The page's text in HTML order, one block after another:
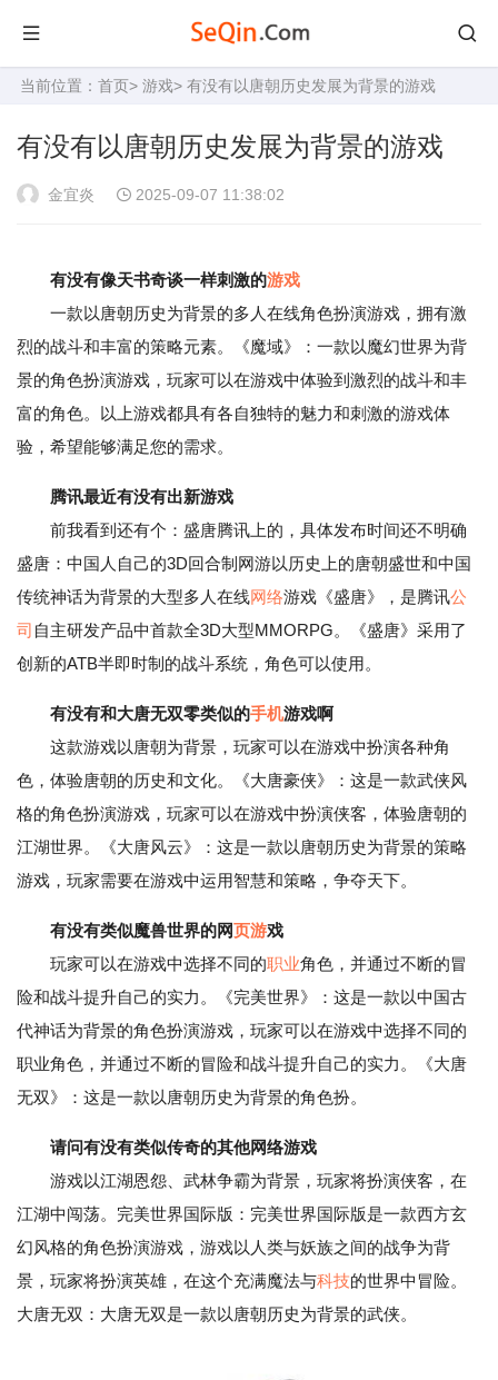
当前位置： 首页> 游戏> 有没有以唐朝历史发展为背景的游戏
有没有以唐朝历史发展为背景的游戏
金宜炎 2025-09-07 11:38:02
有没有像天书奇谈一样刺激的游戏
一款以唐朝历史为背景的多人在线角色扮演游戏，拥有激
烈的战斗和丰富的策略元素。《魔域》：一款以魔幻世界为背
景的角色扮演游戏，玩家可以在游戏中体验到激烈的战斗和丰
富的角色。以上游戏都具有各自独特的魅力和刺激的游戏体
验，希望能够满足您的需求。
腾讯最近有没有出新游戏
前我看到还有个：盛唐腾讯上的，具体发布时间还不明确
盛唐：中国人自己的3D回合制网游以历史上的唐朝盛世和中国
传统神话为背景的大型多人在线网络游戏《盛唐》，是腾讯公
司 自主研发产品中首款全3D大型MMORPG。《盛唐》采用了
创新的ATB半即时制的战斗系统，角色可以使用。
有没有和大唐无双零类似的手机游戏啊
这款游戏以唐朝为背景，玩家可以在游戏中扮演各种角
色，体验唐朝的历史和文化。《大唐豪侠》：这是一款武侠风
格的角色扮演游戏，玩家可以在游戏中扮演侠客，体验唐朝的
江湖世界。《大唐风云》：这是一款以唐朝历史为背景的策略
游戏，玩家需要在游戏中运用智慧和策略，争夺天下。
有没有类似魔兽世界的网页游戏
玩家可以在游戏中选择不同的职业角色，并通过不断的冒
险和战斗提升自己的实力。《完美世界》：这是一款以中国古
代神话为背景的角色扮演游戏，玩家可以在游戏中选择不同的
职业角色，并通过不断的冒险和战斗提升自己的实力。《大唐
无双》：这是一款以唐朝历史为背景的角色扮。
请问有没有类似传奇的其他网络游戏
游戏以江湖恩怨、武林争霸为背景，玩家将扮演侠客，在
江湖中闯荡。完美世界国际版：完美世界国际版是一款西方玄
幻风格的角色扮演游戏，游戏以人类与妖族之间的战争为背
景，玩家将扮演英雄，在这个充满魔法与科技的世界中冒险。
大唐无双：大唐无双是一款以唐朝历史为背景的武侠。